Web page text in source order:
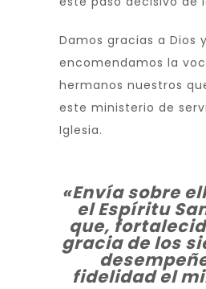
Damos gracias a Dios y
encomendamos la
hermanos nuestros
este ministerio de
Iglesia.
«Envía sobre
el Espíritu
que,
gracia de los
fidelidad el